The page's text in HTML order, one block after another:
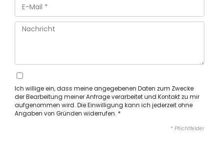
Ich willige ein, dass meine angegebenen Daten zum Zwecke
der Bearbeitung meiner Anfrage verarbeitet und Kontakt zu mir
aufgenommen wird. Die Einwilligung kann ich jederzeit ohne
Angaben von Gründen widerrufen. *
* Pflichtfelder